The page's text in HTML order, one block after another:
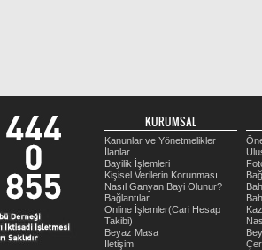
KURUMSAL
Kanunlar ve Yönetmelikler
İlanlar
Bayilik İşlemleri
Kişisel Verilerin Korunması
Nasıl Ganyan Bayi Olunur?
Bağlantılar
Online İşlemler(Cari Hesap
Takibi)
Beyaz Masa
İletişim